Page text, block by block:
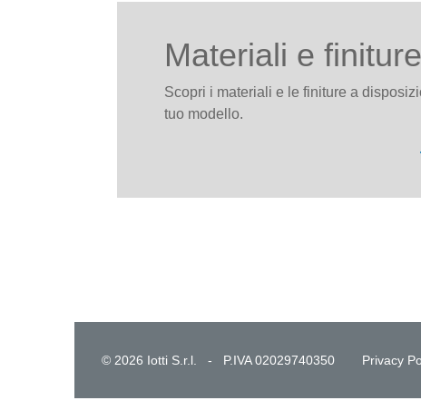
Materiali e finiture
Scopri i materiali e le finiture a
tuo modello.
Privacy
© 2026 Iotti S.r.l. - P.IVA 02029740350